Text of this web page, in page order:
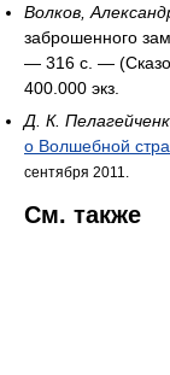
Волков,
заброшенного
— 316 с. —
400.000 экз
Д. К.
о Волшебной
сентября 2011.
См. также